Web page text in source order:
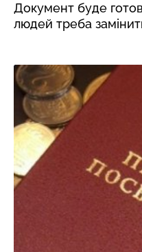
Документ буде
людей треба